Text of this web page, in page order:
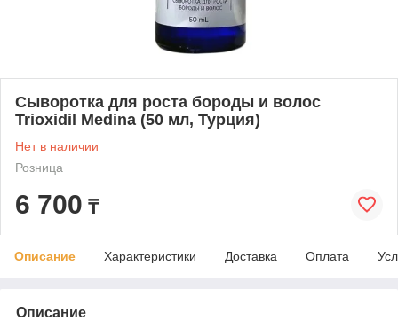
Сыворотка для роста бороды и волос
Trioxidil Medina (50 мл, Турция)
Нет в наличии
Розница
6 700 ₸
Описание Характеристики Доставка Оплата
Описание